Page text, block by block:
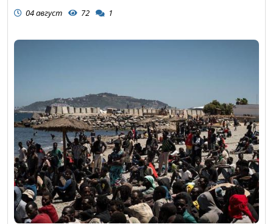
04 август 72 1